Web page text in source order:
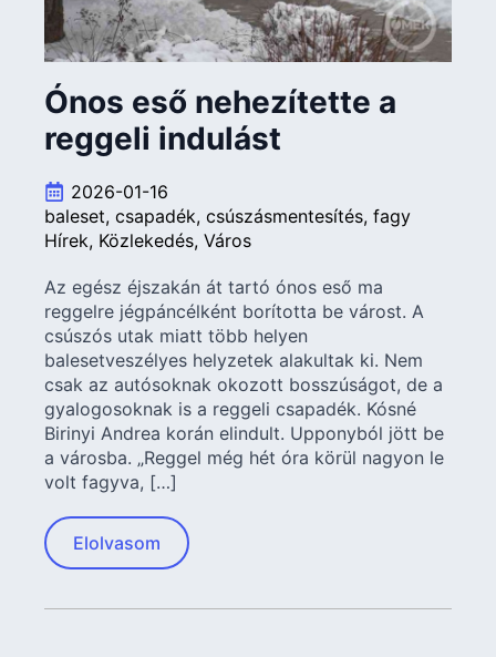
Ónos eső nehezítette a
reggeli indulást
2026-01-16
baleset csapadék csúszásmentesítés fagy
Hírek Közlekedés Város
Az egész éjszakán át tartó ónos eső ma
reggelre jégpáncélként borította be várost. A
csúszós utak miatt több helyen
balesetveszélyes helyzetek alakultak ki. Nem
csak az autósoknak okozott bosszúságot, de a
gyalogosoknak is a reggeli csapadék. Kósné
Birinyi Andrea korán elindult. Upponyból jött be
a városba. „Reggel még hét óra körül nagyon le
volt fagyva, […]
Elolvasom